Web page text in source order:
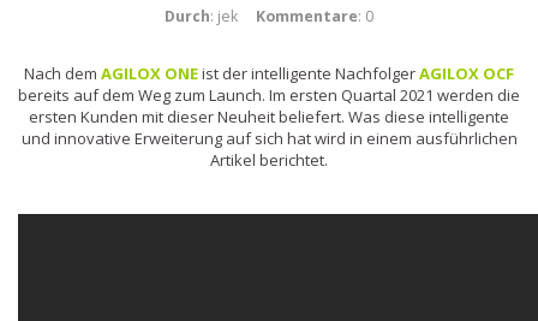
Durch: jek Kommentare: 0
Nach dem AGILOX ONEist der intelligente NachfolgerAGILOX OCF
bereits auf dem Weg zum Launch. Im ersten Quartal 2021 werden die
ersten Kunden mit dieser Neuheit beliefert. Was diese intelligente
und innovative Erweiterung auf sich hat wird in einem ausführlichen
Artikel berichtet.